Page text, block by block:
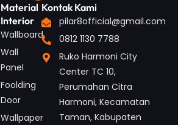
Material
Interior
Wallboard
Wall
Panel
Foolding
Door
Wallpaper
Kontak Kami
pilar8official@gmail.com
0812 1130 7788
Ruko Harmoni City
Center TC 10,
Perumahan Citra
Harmoni, Kecamatan
Taman, Kabupaten